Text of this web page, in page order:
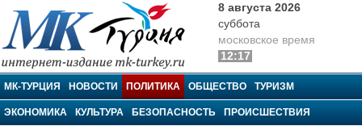
МК-Турция
8 августа 2026
суббота
московское время
12:17
МК-ТУРЦИЯ НОВОСТИ ПОЛИТИКА ОБЩЕСТВО ТУРИЗМ
ЭКОНОМИКА КУЛЬТУРА БЕЗОПАСНОСТЬ ПРОИСШЕСТВИЯ